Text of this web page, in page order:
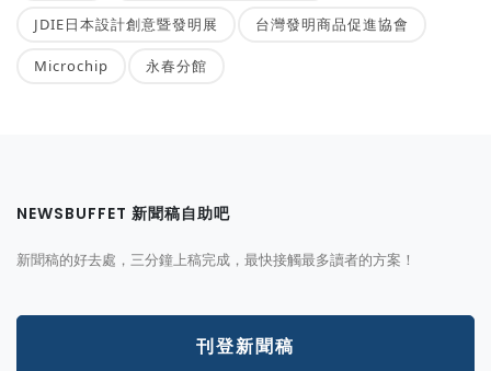
JDIE日本設計創意暨發明展 台灣發明商品促進協會
Microchip 永春分館
NEWSBUFFET 新聞稿自助吧
新聞稿的好去處，三分鐘上稿完成，最快接觸最多讀者的方案！
刊登新聞稿